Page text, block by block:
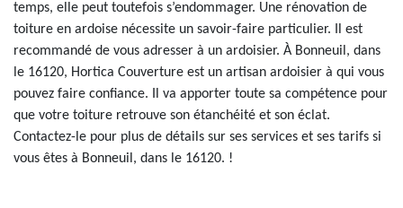
temps, elle peut toutefois s’endommager. Une rénovation de
toiture en ardoise nécessite un savoir-faire particulier. Il est
recommandé de vous adresser à un ardoisier. À Bonneuil, dans
le 16120, Hortica Couverture est un artisan ardoisier à qui vous
pouvez faire confiance. Il va apporter toute sa compétence pour
que votre toiture retrouve son étanchéité et son éclat.
Contactez-le pour plus de détails sur ses services et ses tarifs si
vous êtes à Bonneuil, dans le 16120. !